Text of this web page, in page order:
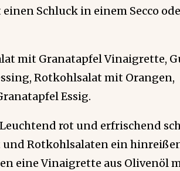
Schluck in einem Secco
mit Granatapfel Vinaigrette,
Rotkohlsalat mit Orangen,
Essig.
rot und erfrischend
und Rotkohlsalaten ein
eine Vinaigrette aus Olivenöl